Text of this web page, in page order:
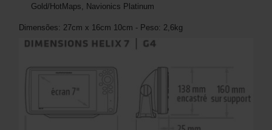
Gold/HotMaps, Navionics Platinum
Dimensões: 27cm x 16cm 10cm - Peso: 2,6kg